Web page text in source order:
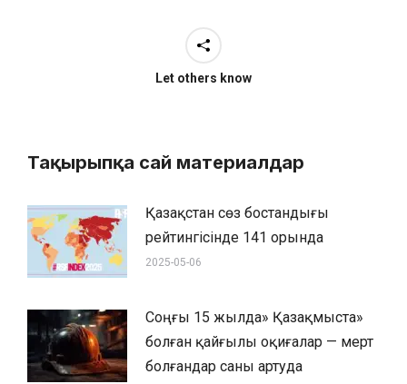
Let others know
Тақырыпқа сай материалдар
Қазақстан сөз бостандығы
рейтингісінде 141 орында
2025-05-06
Соңғы 15 жылда» Қазақмыста»
болған қайғылы оқиғалар — мерт
болғандар саны артуда